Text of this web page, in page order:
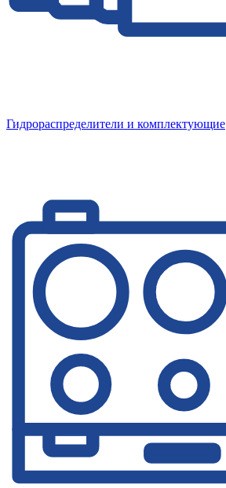
Гидрораспределители и комплектующие